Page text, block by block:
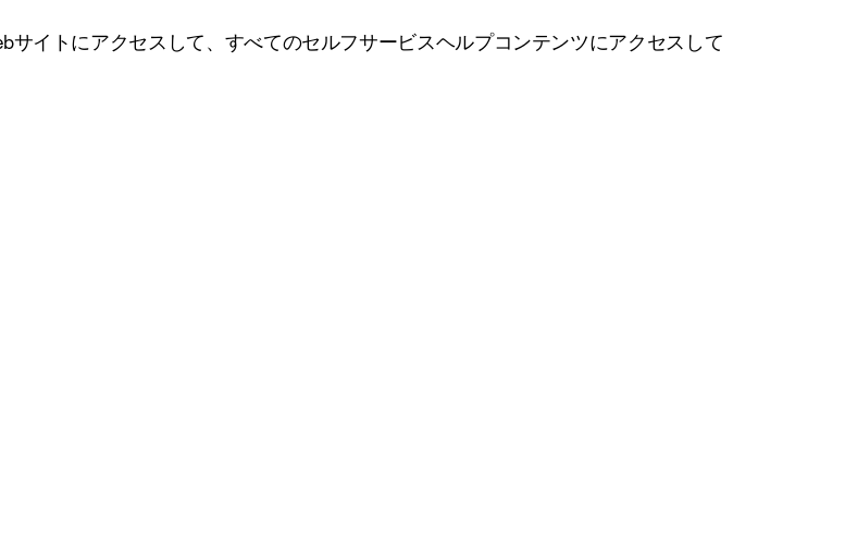
イトにアクセスして、すべてのセルフサービスヘルプコンテンツにアクセスして